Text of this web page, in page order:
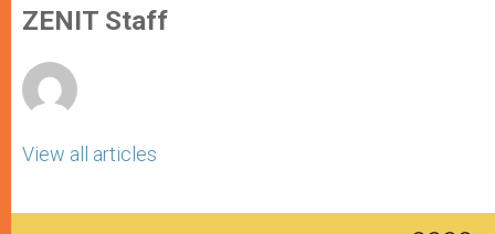
p
p
g
e
o
k
ZENIT Staff
View all articles